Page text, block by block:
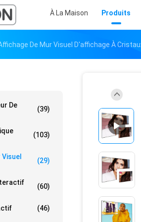
À La Maison Produits
De Mur Visuel D'affichage À
De
(39)
(103)
(29)
(60)
(46)